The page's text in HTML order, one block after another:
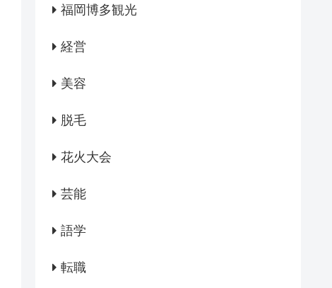
福岡博多観光
経営
美容
脱毛
花火大会
芸能
語学
転職